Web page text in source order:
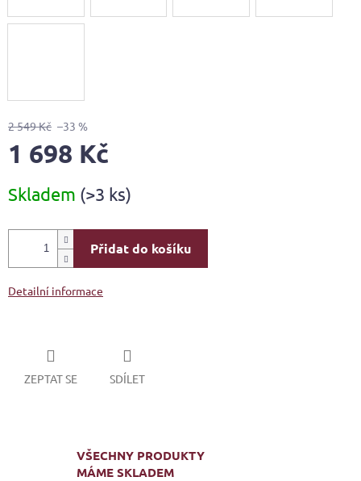
2 549 Kč –33 %
1 698 Kč
cena:
Skladem (>3 ks)
Přidat do košíku
Detailní informace
ZEPTAT SE SDÍLET
VŠECHNY PRODUKTY
MÁME SKLADEM